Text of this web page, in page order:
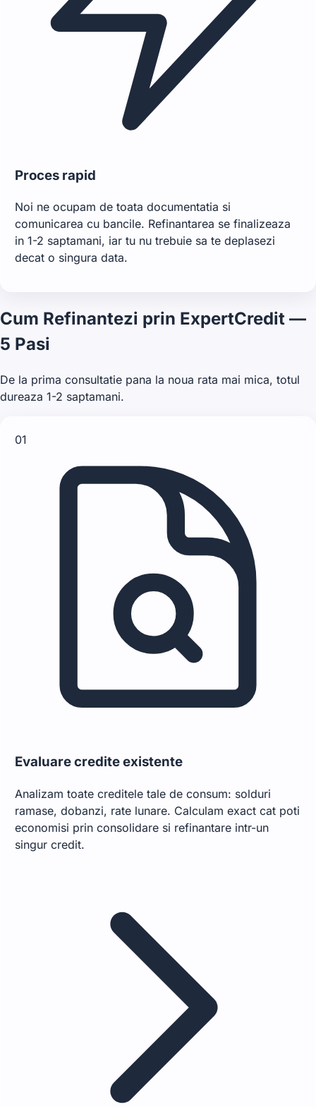
Proces rapid
Noi ne ocupam de toata documentatia si
comunicarea cu bancile. Refinantarea se finalizeaza
in 1-2 saptamani, iar tu nu trebuie sa te deplasezi
decat o singura data.
Cum Refinantezi prin ExpertCredit —
5 Pasi
De la prima consultatie pana la noua rata mai mica, totul
dureaza 1-2 saptamani.
01
Evaluare credite existente
Analizam toate creditele tale de consum: solduri
ramase, dobanzi, rate lunare. Calculam exact cat poti
economisi prin consolidare si refinantare intr-un
singur credit.